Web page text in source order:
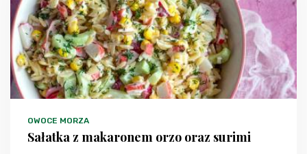
OWOCE MORZA
Sałatka z makaronem orzo oraz surimi